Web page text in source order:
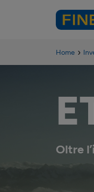
Home
Oltre